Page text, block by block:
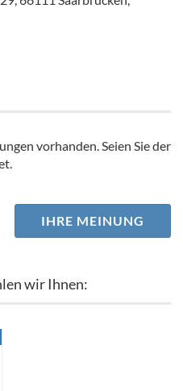
vorhanden. Seien Sie der
IHRE MEINUNG
wir Ihnen: